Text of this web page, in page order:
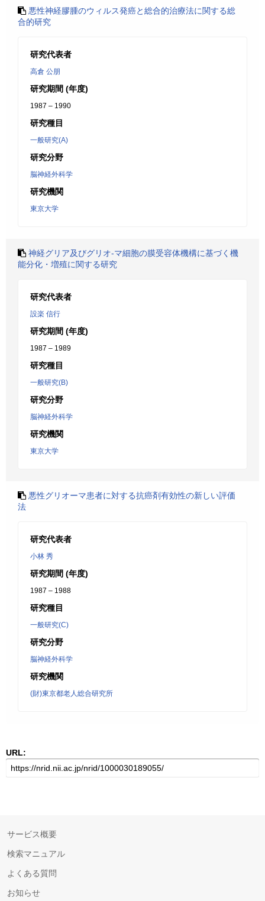
悪性神経膠腫のウィルス発癌と総合的治療法に関する総
合的研究
研究代表者
高倉 公朋
研究期間 (年度)
1987 – 1990
研究種目
一般研究(A)
研究分野
脳神経外科学
研究機関
東京大学
神経グリア及びグリオ-マ細胞の膜受容体機構に基づく機
能分化・増殖に関する研究
研究代表者
設楽 信行
研究期間 (年度)
1987 – 1989
研究種目
一般研究(B)
研究分野
脳神経外科学
研究機関
東京大学
悪性グリオーマ患者に対する抗癌剤有効性の新しい評価
法
研究代表者
小林 秀
研究期間 (年度)
1987 – 1988
研究種目
一般研究(C)
研究分野
脳神経外科学
研究機関
(財)東京都老人総合研究所
URL:
サービス概要
検索マニュアル
よくある質問
お知らせ